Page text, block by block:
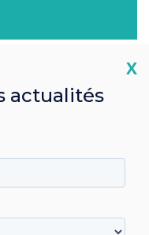
X
actualités